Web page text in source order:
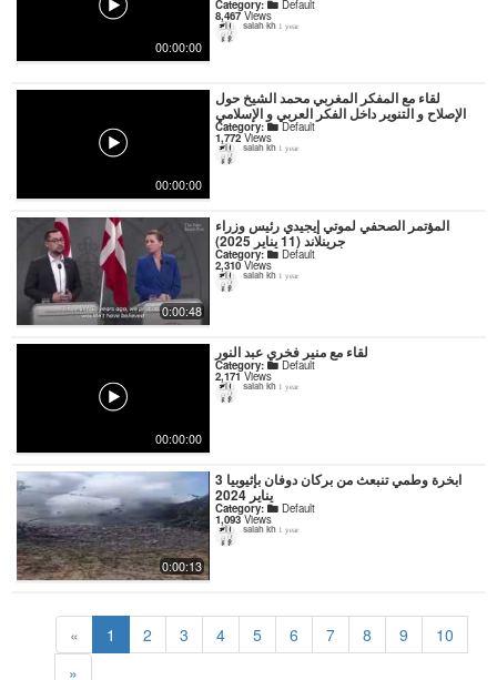
00:00:00
Category: Default
8,467Views
salah kh 1 year
00:00:00
لقاء مع المفكر المغربي محمد الشيخ حول
الإصلاح و التنوير داخل الفكر العربي و الإسلامي
Category: Default
1,772Views
salah kh 1 year
0:00:48
المؤتمر الصحفي لموتي إيجيدي رئيس وزراء
جرينلاند (11 يناير 2025)
Category: Default
2,310Views
salah kh 1 year
00:00:00
لقاء مع منير فخري عبد النور
Category: Default
2,171Views
salah kh 1 year
0:00:13
ابخرة وطمي تنبعث من بركان دوفان بإثيوبيا 3
يناير 2024
Category: Default
1,093Views
salah kh 1 year
« 1 2 3 4 5 6 7 8 9
10
»